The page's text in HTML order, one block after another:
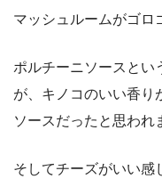
マッシュルームがゴロ
ポルチーニソースとい
が、キノコのいい香り
ソースだったと思われ
そしてチーズがいい感